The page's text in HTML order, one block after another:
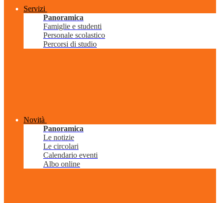
Servizi
Panoramica
Famiglie e studenti
Personale scolastico
Percorsi di studio
Novità
Panoramica
Le notizie
Le circolari
Calendario eventi
Albo online